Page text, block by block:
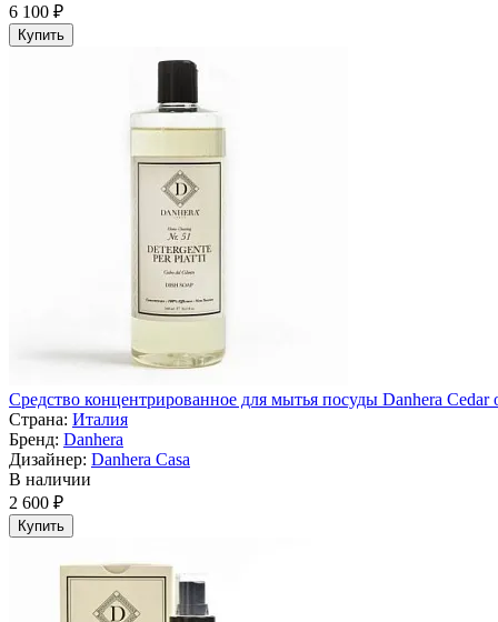
6 100 ₽
Купить
Средство концентрированное для мытья посуды Danhera
Страна: Италия
Бренд: Danhera
Дизайнер: Danhera Casa
В наличии
2 600 ₽
Купить